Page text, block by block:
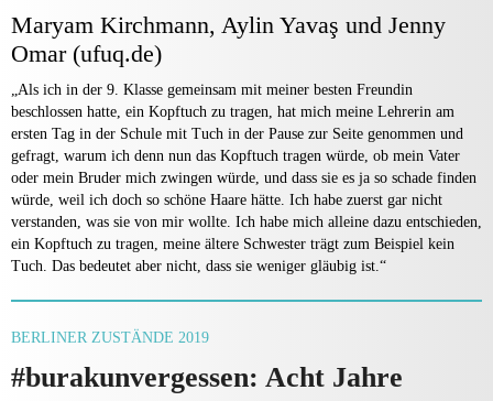
Maryam Kirchmann, Aylin Yavaş und Jenny
Omar (ufuq.de)
„Als ich in der 9. Klasse gemeinsam mit meiner besten Freundin
beschlossen hatte, ein Kopftuch zu tragen, hat mich meine Lehrerin am
ersten Tag in der Schule mit Tuch in der Pause zur Seite genommen und
gefragt, warum ich denn nun das Kopftuch tragen würde, ob mein Vater
oder mein Bruder mich zwingen würde, und dass sie es ja so schade finden
würde, weil ich doch so schöne Haare hätte. Ich habe zuerst gar nicht
verstanden, was sie von mir wollte. Ich habe mich alleine dazu entschieden,
ein Kopftuch zu tragen, meine ältere Schwester trägt zum Beispiel kein
Tuch. Das bedeutet aber nicht, dass sie weniger gläubig ist.“
BERLINER ZUSTÄNDE 2019
#burakunvergessen: Acht Jahre